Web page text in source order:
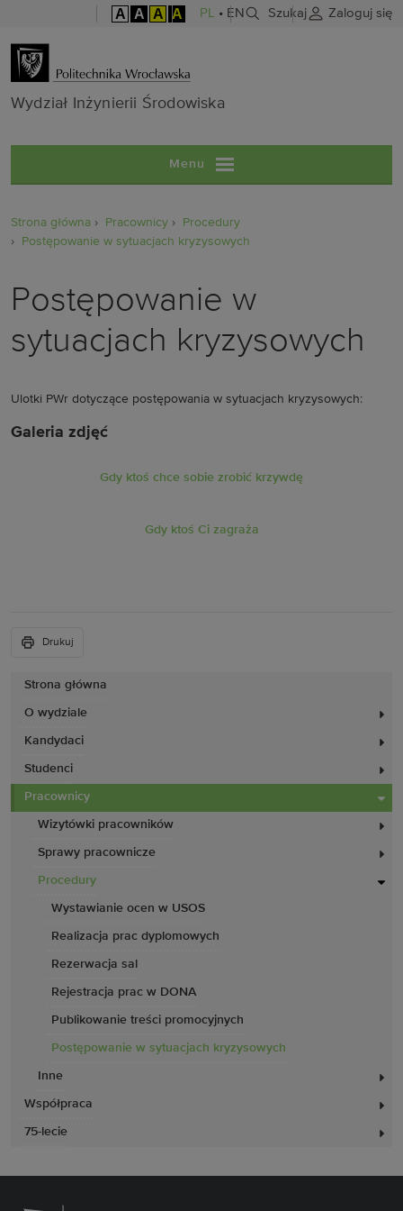
A A A A PL • EN Szukaj Zaloguj się
Wydział
Wydział Inżynierii Środowiska
Menu
Strona główna
O wydziale
Kandydaci
Studenci
Pracownicy
Wizytówki pracowników
Sprawy pracownicze
Procedury
Wystawianie ocen w USOS
Realizacja prac dyplomowych
Rezerwacja sal
Rejestracja prac w DONA
Publikowanie treści promocyjnych
Postępowanie w sytuacjach kryzysowych
Inne
Współpraca
75-lecie
Strona główna Pracownicy
Procedury
Postępowanie w sytuacjach kryzysowych
Postępowanie w
sytuacjach kryzysowych
Ulotki PWr dotyczące postępowania w sytuacjach kryzysowych:
Galeria zdjęć
Gdy ktoś chce sobie zrobić krzywdę
Gdy ktoś Ci zagraża
Drukuj